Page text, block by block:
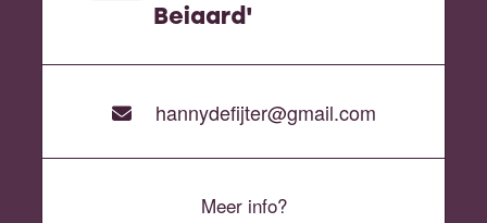
Beiaard'
hannydefijter@gmail.com
Meer info?